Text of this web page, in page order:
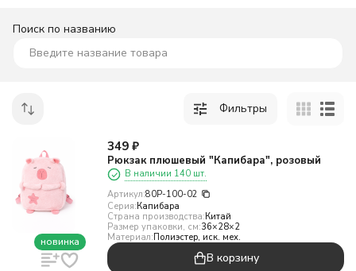
Поиск по названию
Фильтры
новинка
349 ₽
Рюкзак плюшевый "Капибара", розовый
В наличии 140 шт.
Артикул:80P-100-02
Серия:Капибара
Страна производства:Китай
Размер упаковки, см:36×28×2
Материал:Полиэстер, иск. мех.
В корзину